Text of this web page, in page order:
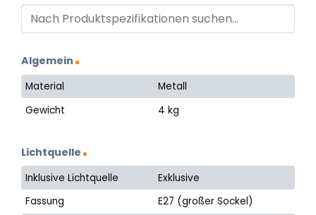
Algemein
Material
Metall
Gewicht
4 kg
Lichtquelle
Inklusive Lichtquelle
Exklusive
Fassung
E27 (großer Sockel)